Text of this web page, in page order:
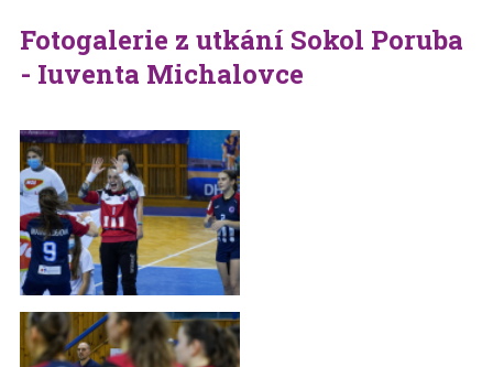
Fotogalerie z utkání Sokol Poruba
- Iuventa Michalovce